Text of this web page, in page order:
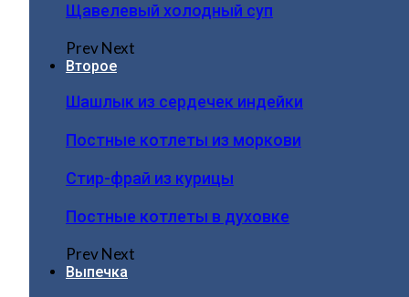
Щавелевый холодный суп
PrevNext
Второе
Шашлык из сердечек индейки
Постные котлеты из моркови
Стир-фрай из курицы
Постные котлеты в духовке
PrevNext
Выпечка